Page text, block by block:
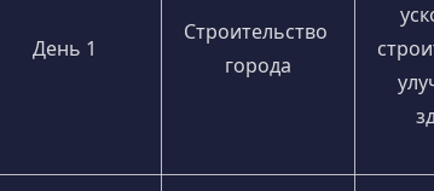
День 1
Строительство
города